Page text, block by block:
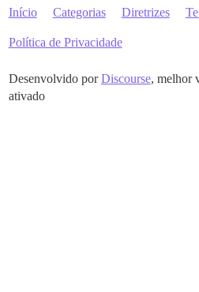
Início Categorias Diretrizes
Política de Privacidade
Desenvolvido porDiscourse, melhor
ativado